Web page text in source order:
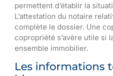
permettent d’établir la
L’attestation du notaire
complète le dossier. Une
copropriété s’avère utile si
ensemble immobilier.
Les informations